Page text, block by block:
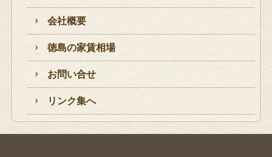
会社概要
徳島の家賃相場
お問い合せ
リンク集へ